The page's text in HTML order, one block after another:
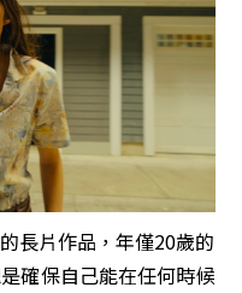
長片作品，年僅20歲的
確保自己能在任何時候